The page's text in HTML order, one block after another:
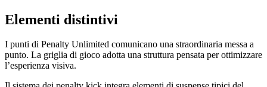
Elementi distintivi
I punti di Penalty Unlimited comunicano una straordinaria messa a
punto. La griglia di gioco adotta una struttura pensata per ottimizzare
l’esperienza visiva.